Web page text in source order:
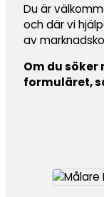
Du är
och där vi
av
Om du söker
formuläret,